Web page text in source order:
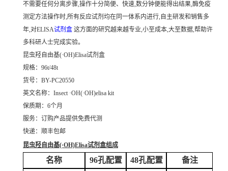
不需要任何分离步骤,操作十分简便、快速,数分钟便能得出结果,酶免疫
测定方法操作时,所有反应试剂均在同一体系内进行,自主研发和销售多
年,对ELISA试剂盒 这方面的研究越来越专业,小至成本,大至数据,帮助许
多科研人士完成实验。
昆虫羟自由基(·OH)Elisa试剂盒
规格：96t/48t
货号：BY-PC20550
英文名称： Insect ·OH(·OH)elisa kit
保质期：6个月
服务：订购产品提供免费代测
快递：顺丰包邮
昆虫羟自由基(·OH)Elisa试剂盒组成
名称 96孔配置 48孔配置 备注